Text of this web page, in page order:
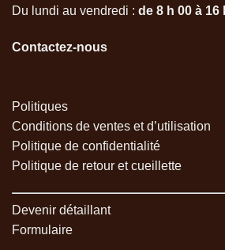
Du lundi au vendredi : de 8 h 00 à 16
Contactez-nous
Politiques
Conditions de ventes et d’utilisation
Politique de confidentialité
Politique de retour et cueillette
Devenir détaillant
Formulaire